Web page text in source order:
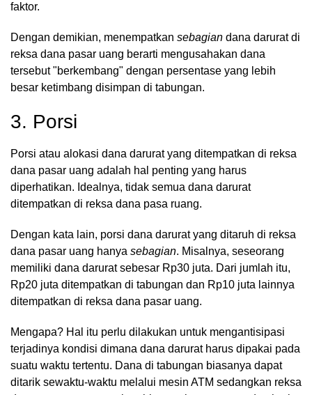
faktor.
Dengan demikian, menempatkan sebagian dana darurat di
reksa dana pasar uang berarti mengusahakan dana
tersebut "berkembang" dengan persentase yang lebih
besar ketimbang disimpan di tabungan.
3. Porsi
Porsi atau alokasi dana darurat yang ditempatkan di reksa
dana pasar uang adalah hal penting yang harus
diperhatikan. Idealnya, tidak semua dana darurat
ditempatkan di reksa dana pasa ruang.
Dengan kata lain, porsi dana darurat yang ditaruh di reksa
dana pasar uang hanya sebagian. Misalnya, seseorang
memiliki dana darurat sebesar Rp30 juta. Dari jumlah itu,
Rp20 juta ditempatkan di tabungan dan Rp10 juta lainnya
ditempatkan di reksa dana pasar uang.
Mengapa? Hal itu perlu dilakukan untuk mengantisipasi
terjadinya kondisi dimana dana darurat harus dipakai pada
suatu waktu tertentu. Dana di tabungan biasanya dapat
ditarik sewaktu-waktu melalui mesin ATM sedangkan reksa